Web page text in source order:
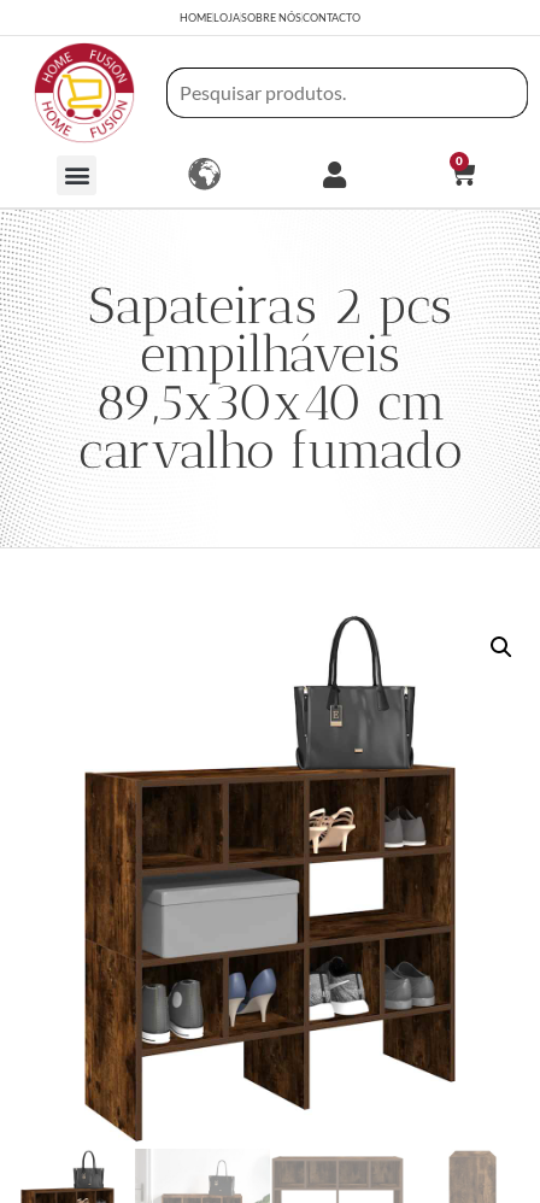
HOMELOJASOBRE NÓSCONTACTO
0
Sapateiras 2 pcs
empilháveis
89,5x30x40 cm
carvalho fumado